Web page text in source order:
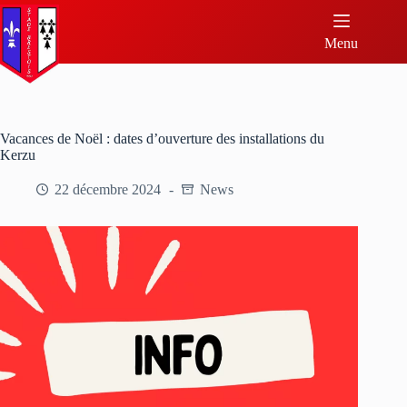
Menu
Vacances de Noël : dates d’ouverture des installations du
Kerzu
22 décembre 2024 News